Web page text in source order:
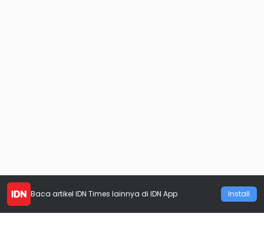
Baca artikel IDN Times lainnya di IDN App Install